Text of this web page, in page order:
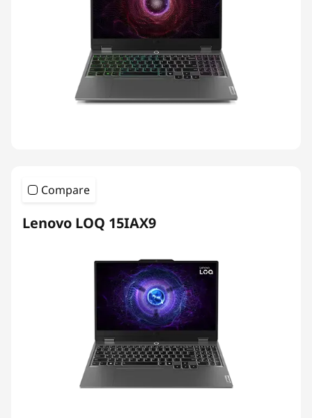
Compare
Lenovo LOQ 15IAX9